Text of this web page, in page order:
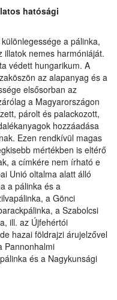
hatósági
a pálinka,
nemes harmóniáját.
védett hungarikum. A
az alapanyag és a
elsősorban az
a Magyarországon
párolt és palackozott,
hozzáadása
Ezen rendkívül magas
mértékben is eltérő
a címkére nem írható e
Unió oltalma alatt álló
a pálinka és a
a Gönci
a Szabolcsi
ill. az Újfehértói
hazai földrajzi árujelzővel
Pannonhalmi
és a Nagykunsági